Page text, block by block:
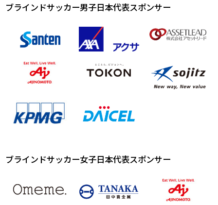
ブラインドサッカー男子日本代表スポンサー
ブラインドサッカー女子日本代表スポンサー